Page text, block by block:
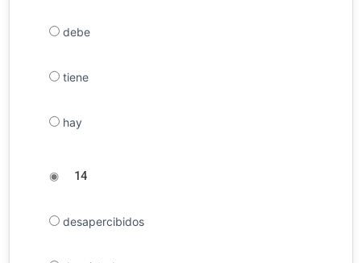
debe
tiene
hay
◉ 14
desapercibidos